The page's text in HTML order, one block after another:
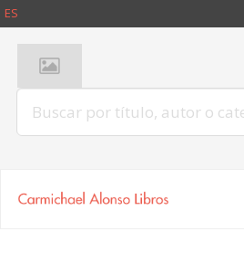
ES